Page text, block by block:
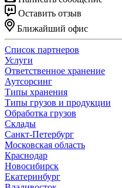
Оставить отзыв
Ближайший офис
Список партнеров
Услуги
Ответственное хранение
Аутсорсинг
Типы хранения
Типы грузов и продукции
Обработка грузов
Склады
Санкт-Петербург
Московская область
Краснодар
Новосибирск
Екатеринбург